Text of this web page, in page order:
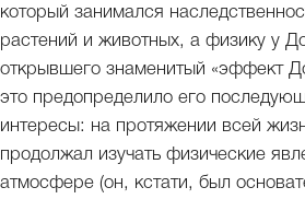
который занимался
растений и животных, а физику у
открывшего знаменитый «эффект
это предопределило его
интересы: на протяжении всей
продолжал изучать физические
атмосфере (он, кстати, был